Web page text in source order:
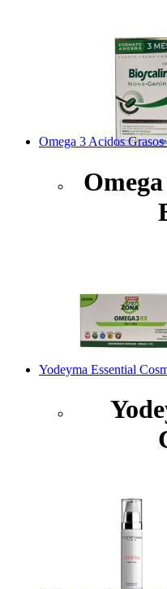
Omega 3 Acidos Grasos
Yodeyma Essential